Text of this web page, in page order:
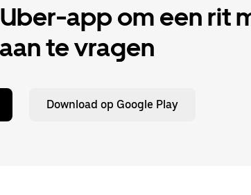
app om een rit
te vragen
Download op Google Play